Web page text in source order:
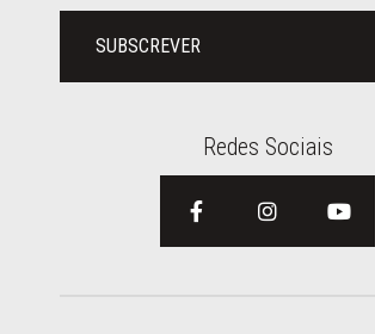
SUBSCREVER
Redes Sociais